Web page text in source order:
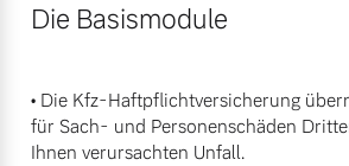
Die Basismodule
• Die Kfz-Haftpflichtversicherung
für Sach- und Personenschäden
Ihnen verursachten Unfall.